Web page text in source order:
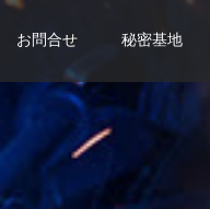
お問合せ 秘密基地